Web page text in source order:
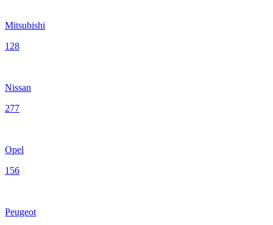
Mitsubishi
128
Nissan
277
Opel
156
Peugeot